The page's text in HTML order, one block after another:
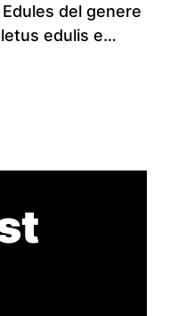
del genere
edulis e…